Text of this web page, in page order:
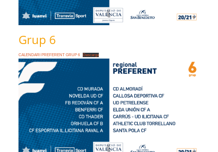
Grup 6
CALENDARI PREFERENT GRUP 6 Descarga